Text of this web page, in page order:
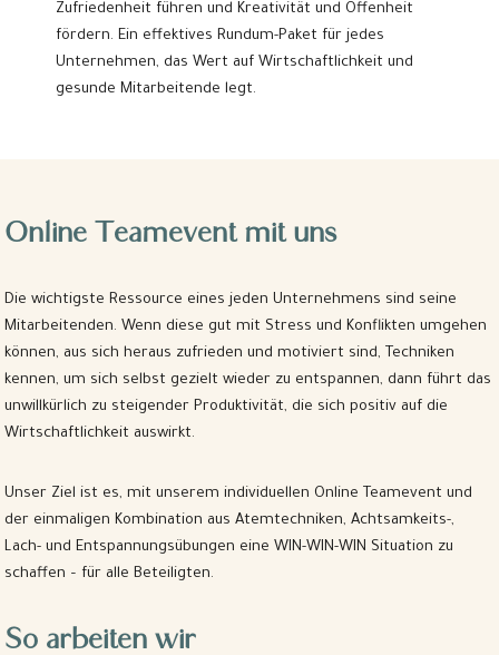
Zufriedenheit führen und Kreativität und Offenheit
fördern. Ein effektives Rundum-Paket für jedes
Unternehmen, das Wert auf Wirtschaftlichkeit und
gesunde Mitarbeitende legt.
Online Teamevent mit uns
Die wichtigste Ressource eines jeden Unternehmens sind seine
Mitarbeitenden. Wenn diese gut mit Stress und Konflikten umgehen
können, aus sich heraus zufrieden und motiviert sind, Techniken
kennen, um sich selbst gezielt wieder zu entspannen, dann führt das
unwillkürlich zu steigender Produktivität, die sich positiv auf die
Wirtschaftlichkeit auswirkt.
Unser Ziel ist es, mit unserem individuellen Online Teamevent und
der einmaligen Kombination aus Atemtechniken, Achtsamkeits-,
Lach- und Entspannungsübungen eine WIN-WIN-WIN Situation zu
schaffen – für alle Beteiligten.
So arbeiten wir